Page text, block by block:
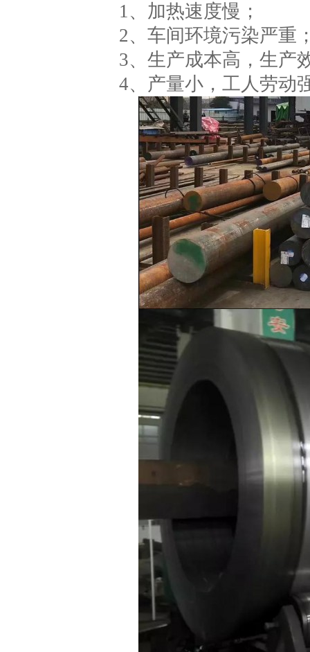
1、加热速度慢；
2、车间环境污染严重
3、生产成本高，生产
4、产量小，工人劳动